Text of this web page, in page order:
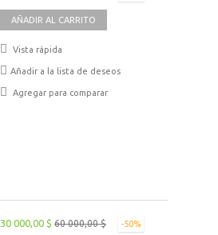
AÑADIR AL CARRITO
Vista rápida
Añadir a la lista de deseos
Agregar para comparar
30 000,00 $ 60 000,00 $ -50%